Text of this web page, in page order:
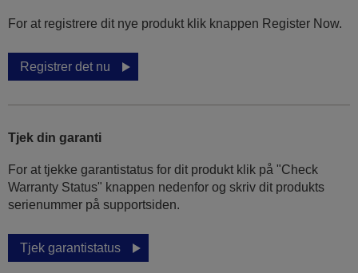
For at registrere dit nye produkt klik knappen Register Now.
Registrer det nu
Tjek din garanti
For at tjekke garantistatus for dit produkt klik på "Check
Warranty Status" knappen nedenfor og skriv dit produkts
serienummer på supportsiden.
Tjek garantistatus